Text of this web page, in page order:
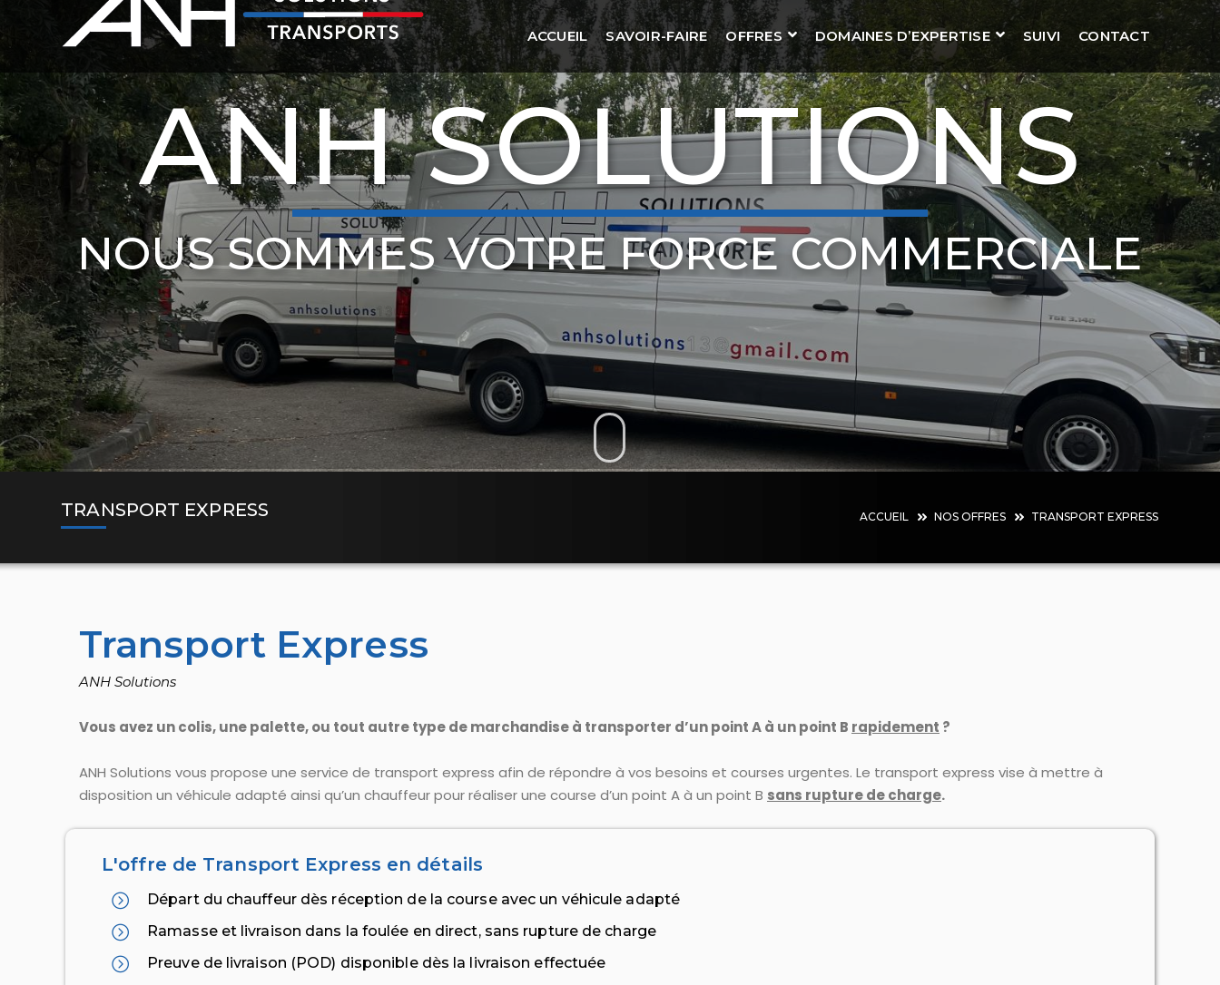
ACCUEIL SAVOIR-FAIRE OFFRES DOMAINES D’EXPERTISE SUIVI CONTACT
ANH SOLUTIONS
NOUS SOMMES VOTRE FORCE COMMERCIALE
TRANSPORT EXPRESS ACCUEIL NOS OFFRES TRANSPORT EXPRESS
Transport Express
ANH Solutions
Vous avez un colis, une palette, ou tout autre type de marchandise à transporter d’un point A à un point B rapidement ?
ANH Solutions vous propose une service de transport express afin de répondre à vos besoins et courses urgentes. Le transport express vise à mettre à
disposition un véhicule adapté ainsi qu’un chauffeur pour réaliser une course d’un point A à un point B sans rupture de charge.
L'offre de Transport Express en détails
Départ du chauffeur dès réception de la course avec un véhicule adapté
Ramasse et livraison dans la foulée en direct, sans rupture de charge
Preuve de livraison (POD) disponible dès la livraison effectuée